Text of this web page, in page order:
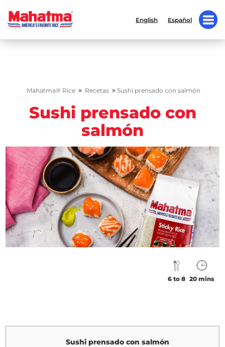
English Español
Mahatma® Rice » Recetas » Sushi prensado con salmón
Sushi prensado con
salmón
6 to 8 20 mins
Sushi prensado con salmón